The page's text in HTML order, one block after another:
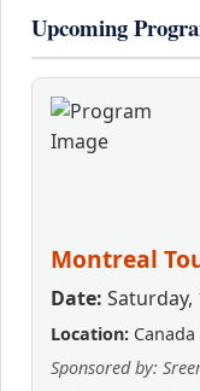
Upcoming
Montreal
Date: Saturday,
Location: Canada
Sponsored by: